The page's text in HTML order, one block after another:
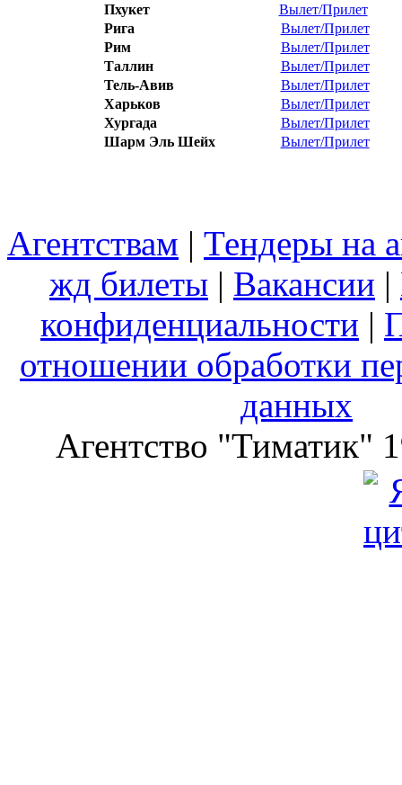
Пхукет
Вылет/Прилет
Рига
Вылет/Прилет
Рим
Вылет/Прилет
Таллин
Вылет/Прилет
Тель-Авив
Вылет/Прилет
Харьков
Вылет/Прилет
Хургада
Вылет/Прилет
Шарм Эль Шейх
Вылет/Прилет
Агентствам | Тендеры на
жд билеты | Вакансии |
конфиденциальности |
отношении обработки
данных
Агентство "Тиматик"